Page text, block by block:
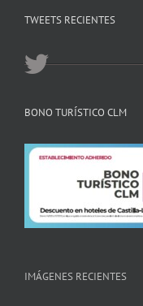
TWEETS RECIENTES
BONO TURÍSTICO CLM
IMÁGENES RECIENTES